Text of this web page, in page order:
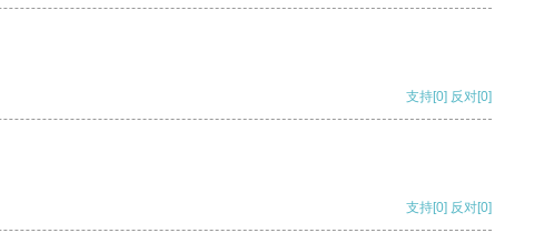
支持[0] 反对[0]
支持[0] 反对[0]